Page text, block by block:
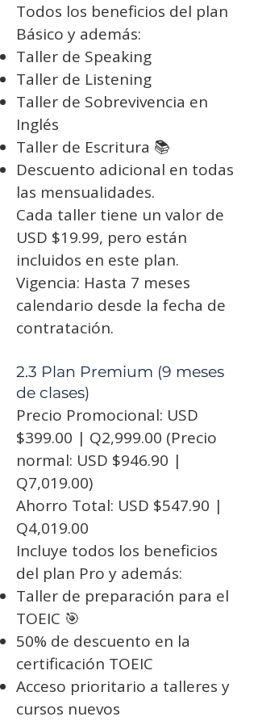
Todos los beneficios del plan
Básico y además:
Taller de Speaking
Taller de Listening
Taller de Sobrevivencia en
Inglés
Taller de Escritura 📚
Descuento adicional en todas
las mensualidades.
Cada taller tiene un valor de
USD $19.99, pero están
incluidos en este plan.
Vigencia: Hasta 7 meses
calendario desde la fecha de
contratación.
2.3 Plan Premium (9 meses
de clases)
Precio Promocional: USD
$399.00 | Q2,999.00 (Precio
normal: USD $946.90 |
Q7,019.00)
Ahorro Total: USD $547.90 |
Q4,019.00
Incluye todos los beneficios
del plan Pro y además:
Taller de preparación para el
TOEIC 🎯
50% de descuento en la
certificación TOEIC
Acceso prioritario a talleres y
cursos nuevos